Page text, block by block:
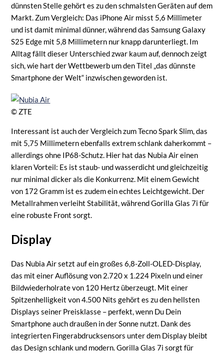
dünnsten Stelle gehört es zu den schmalsten Geräten auf dem
Markt. Zum Vergleich: Das iPhone Air misst 5,6 Millimeter
und ist damit minimal dünner, während das Samsung Galaxy
S25 Edge mit 5,8 Millimetern nur knapp darunterliegt. Im
Alltag fällt dieser Unterschied zwar kaum auf, dennoch zeigt
sich, wie hart der Wettbewerb um den Titel „das dünnste
Smartphone der Welt“ inzwischen geworden ist.
© ZTE
Interessant ist auch der Vergleich zum Tecno Spark Slim, das
mit 5,75 Millimetern ebenfalls extrem schlank daherkommt –
allerdings ohne IP68-Schutz. Hier hat das Nubia Air einen
klaren Vorteil: Es ist staub- und wasserdicht und gleichzeitig
nur minimal dicker als die Konkurrenz. Mit einem Gewicht
von 172 Gramm ist es zudem ein echtes Leichtgewicht. Der
Metallrahmen verleiht Stabilität, während Gorilla Glas 7i für
eine robuste Front sorgt.
Display
Das Nubia Air setzt auf ein großes 6,8-Zoll-OLED-Display,
das mit einer Auflösung von 2.720 x 1.224 Pixeln und einer
Bildwiederholrate von 120 Hertz überzeugt. Mit einer
Spitzenhelligkeit von 4.500 Nits gehört es zu den hellsten
Displays seiner Preisklasse – perfekt, wenn Du Dein
Smartphone auch draußen in der Sonne nutzt. Dank des
integrierten Fingerabdrucksensors unter dem Display bleibt
das Design schlank und modern. Gorilla Glas 7i sorgt für